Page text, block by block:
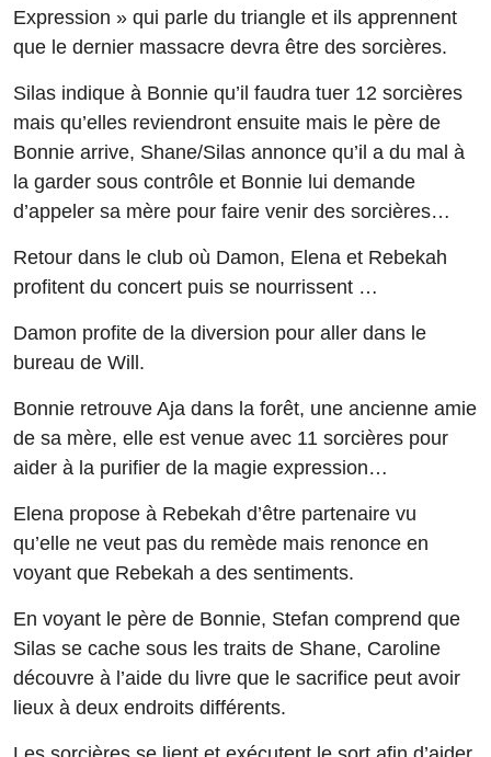
Expression » qui parle du triangle et ils apprennent
que le dernier massacre devra être des sorcières.
Silas indique à Bonnie qu’il faudra tuer 12 sorcières
mais qu’elles reviendront ensuite mais le père de
Bonnie arrive, Shane/Silas annonce qu’il a du mal à
la garder sous contrôle et Bonnie lui demande
d’appeler sa mère pour faire venir des sorcières…
Retour dans le club où Damon, Elena et Rebekah
profitent du concert puis se nourrissent …
Damon profite de la diversion pour aller dans le
bureau de Will.
Bonnie retrouve Aja dans la forêt, une ancienne amie
de sa mère, elle est venue avec 11 sorcières pour
aider à la purifier de la magie expression…
Elena propose à Rebekah d’être partenaire vu
qu’elle ne veut pas du remède mais renonce en
voyant que Rebekah a des sentiments.
En voyant le père de Bonnie, Stefan comprend que
Silas se cache sous les traits de Shane, Caroline
découvre à l’aide du livre que le sacrifice peut avoir
lieux à deux endroits différents.